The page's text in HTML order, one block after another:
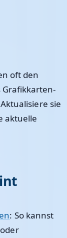
oft den
Grafikkarten-
sie
aktuelle
: So kannst